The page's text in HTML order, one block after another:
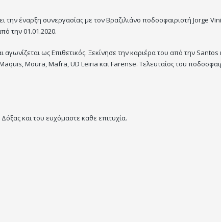
έναρξη συνεργασίας με τον Βραζιλιάνο ποδοσφαιριστή Jorge
την 01.01.2020.
ως Επιθετικός. Ξεκίνησε την καριέρα του από την Santos
Moura, Mafra, UD Leiria και Farense. Τελευταίος του
και του ευχόμαστε καθε επιτυχία.